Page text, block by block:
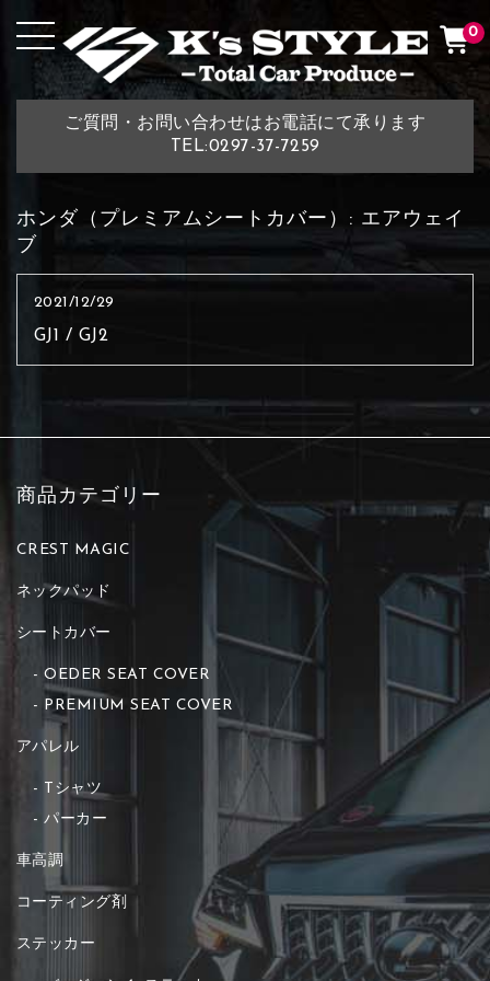
ご質問・お問い合わせはお電話にて承ります
TEL:0297-37-7259
0
ホンダ（プレミアムシートカバー）: エアウェイ
ブ
2021/12/29
GJ1 / GJ2
商品カテゴリー
CREST MAGIC
ネックパッド
シートカバー
OEDER SEAT COVER
PREMIUM SEAT COVER
アパレル
Tシャツ
パーカー
車高調
コーティング剤
ステッカー